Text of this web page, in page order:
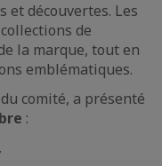
et découvertes. Les
de
la marque, tout en
emblématiques.
comité, a présenté
: